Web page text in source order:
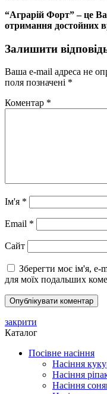
“Аграрій Форт” – це
отримання достойних
Залишити
Ваша e-mail адреса не
поля позначені *
Коментар *
Ім'я *
Email *
Сайт
Зберегти моє ім'я, e-
для моїх подальших
закрити
Каталог
Посівне насіння
Насіння
Насіння
Насіння